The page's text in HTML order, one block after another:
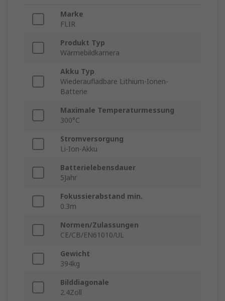
Marke
FLIR
Produkt Typ
Wärmebildkamera
Akku Typ
Wiederaufladbare Lithium-Ionen-
Batterie
Maximale Temperaturmessung
300°C
Stromversorgung
Li-Ion-Akku
Batterielebensdauer
5Jahr
Fokussierabstand min.
0.3m
Normen/Zulassungen
CE/CB/EN61010/UL
Gewicht
394kg
Bilddiagonale
2.4Zoll